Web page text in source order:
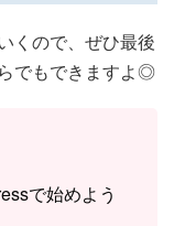
くので、ぜひ最後
でもできますよ◎
で始めよう